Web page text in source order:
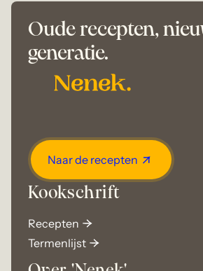
Oude recepten,
generatie.
Naar de recepten
Kookschrift
Recepten
Termenlijst